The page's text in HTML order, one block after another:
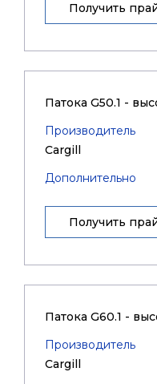
Получить
Патока G50.1 -
Производитель
Cargill
Дополнительно
Получить
Патока G60.1 -
Производитель
Cargill